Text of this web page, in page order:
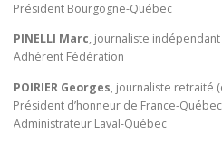
Président Bourgogne-Québec
PINELLI Marc, journaliste indépendant
Adhérent Fédération
POIRIER Georges, journaliste retraité
Président d’honneur de France-Québec
Administrateur Laval-Québec